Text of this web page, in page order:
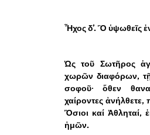
Ἦχος δ’. Ὃ ὑψωθεῖς
Ὡς τοῦ Σωτῆρος
χωρῶν διαφόρων,
σοφοῦ· ὅθεν
χαίροντες
Ὅσιοι καί
ἡμῶν.